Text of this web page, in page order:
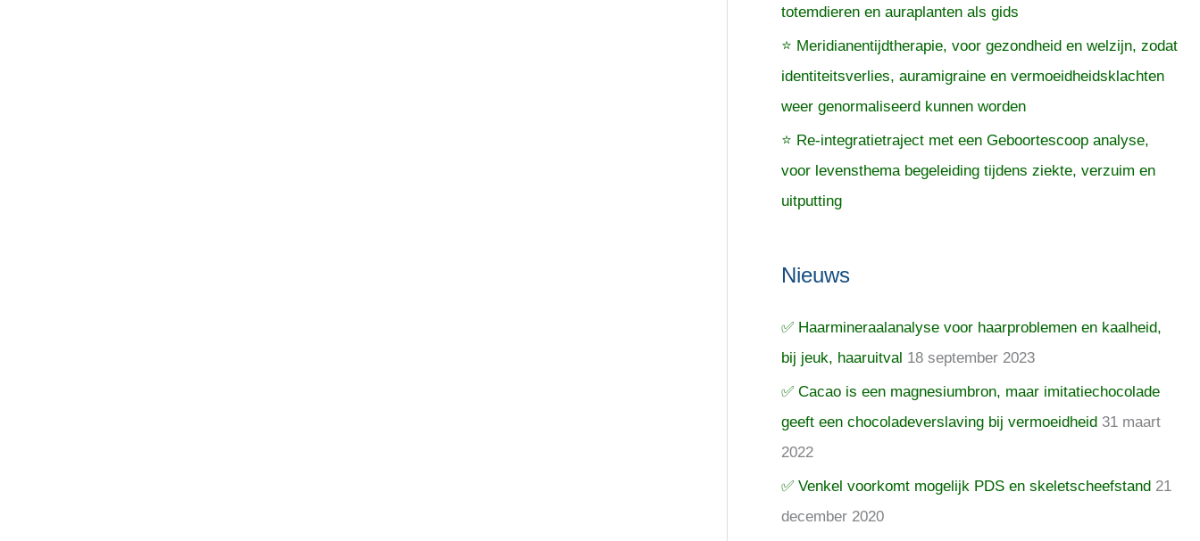
totemdieren en auraplanten als gids
⭐ Meridianentijdtherapie, voor gezondheid en welzijn, zodat
identiteitsverlies, auramigraine en vermoeidheidsklachten
weer genormaliseerd kunnen worden
⭐ Re-integratietraject met een Geboortescoop analyse,
voor levensthema begeleiding tijdens ziekte, verzuim en
uitputting
Nieuws
✅ Haarmineraalanalyse voor haarproblemen en kaalheid,
bij jeuk, haaruitval 18 september 2023
✅ Cacao is een magnesiumbron, maar imitatiechocolade
geeft een chocoladeverslaving bij vermoeidheid 31 maart
2022
✅ Venkel voorkomt mogelijk PDS en skeletscheefstand 21
december 2020